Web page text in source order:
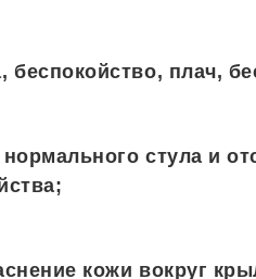
беспокойство, плач,
стула и
кожи вокруг